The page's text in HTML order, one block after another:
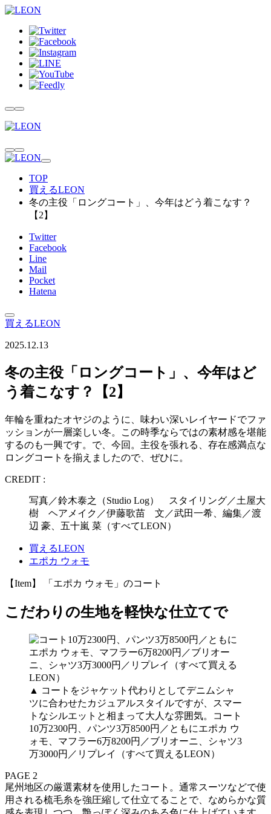
TOP
買えるLEON
冬の主役「ロングコート」、今年はどう着こなす？
【2】
Twitter
Facebook
Line
Mail
Pocket
Hatena
買えるLEON
2025.12.13
冬の主役「ロングコート」、今年はど
う着こなす？【2】
年輪を重ねたオヤジのように、味わい深いレイヤードでファ
ッションが一層楽しい冬。この時季ならではの素材感を堪能
するのも一興です。で、今回。主役を張れる、存在感満点な
ロングコートを揃えましたので、ぜひに。
CREDIT :
写真／鈴木泰之（Studio Log） スタイリング／土屋大
樹 ヘアメイク／伊藤歌苗 文／武田一希、編集／渡
辺 豪、五十嵐 菜（すべてLEON）
買えるLEON
エポカ ウォモ
【Item】 「エポカ ウォモ」のコート
こだわりの生地を軽快な仕立てで
▲ コートをジャケット代わりとしてデニムシャ
ツに合わせたカジュアルスタイルですが、スマー
トなシルエットと相まって大人な雰囲気。コート
10万2300円、パンツ3万8500円／ともにエポカ ウ
ォモ、マフラー6万8200円／ブリオーニ、シャツ3
万3000円／リプレイ（すべて買えるLEON）
PAGE 2
尾州地区の厳選素材を使用したコート。通常スーツなどで使
用される梳毛糸を強圧縮して仕立てることで、なめらかな質